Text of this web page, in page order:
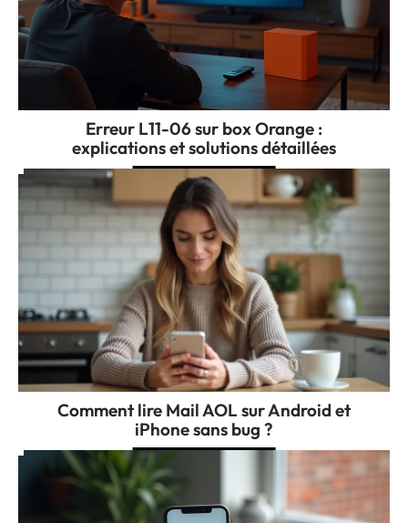
Erreur L11-06 sur box Orange :
explications et solutions détaillées
Comment lire Mail AOL sur Android et
iPhone sans bug ?